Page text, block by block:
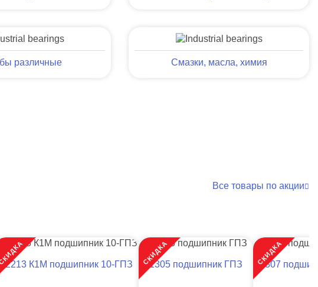
различные Смазки, масла, химия
Все товары по акции
СКИДКА
12213 К1М подшипник 10-ГПЗ СКИДКА
1305 подшипник ГПЗ СКИДКА
1307